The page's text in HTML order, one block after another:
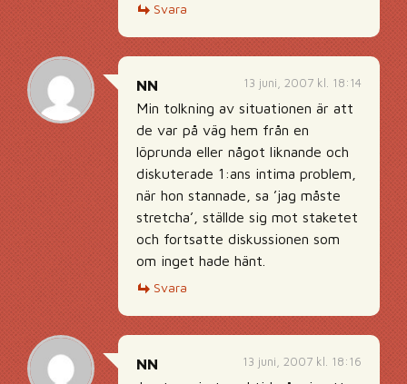
Svara
13 juni, 2007 kl. 18:14
NN
Min tolkning av situationen är att
de var på väg hem från en
löprunda eller något liknande och
diskuterade 1:ans intima problem,
när hon stannade, sa ’jag måste
stretcha’, ställde sig mot staketet
och fortsatte diskussionen som
om inget hade hänt.
Svara
13 juni, 2007 kl. 18:16
NN